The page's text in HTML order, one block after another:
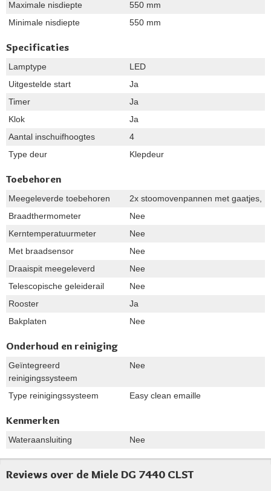
Maximale nisdiepte
550 mm
Minimale nisdiepte
550 mm
Specificaties
Lamptype
LED
Uitgestelde start
Ja
Timer
Ja
Klok
Ja
Aantal inschuifhoogtes
4
Type deur
Klepdeur
Toebehoren
Meegeleverde toebehoren
2x stoomovenpannen met gaatjes,
Braadthermometer
Nee
Kerntemperatuurmeter
Nee
Met braadsensor
Nee
Draaispit meegeleverd
Nee
Telescopische geleiderail
Nee
Rooster
Ja
Bakplaten
Nee
Onderhoud en reiniging
Geïntegreerd
reinigingssysteem
Nee
Type reinigingssysteem Easy clean emaille
Kenmerken
Wateraansluiting Nee
Reviews over de Miele DG 7440 CLST